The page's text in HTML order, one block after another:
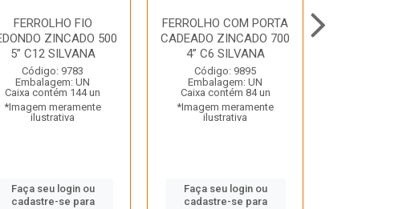
FERROLHO FIO
ZINCADO 500
5” C12 SILVANA
Código: 9783
Embalagem: UN
Caixa contém 144 un
*Imagem meramente
ilustrativa
Faça seu login ou
cadastre-se para
FERROLHO COM PORTA
CADEADO ZINCADO 700
4” C6 SILVANA
Código: 9895
Embalagem: UN
Caixa contém 84 un
*Imagem meramente
ilustrativa
Faça seu login ou
cadastre-se para